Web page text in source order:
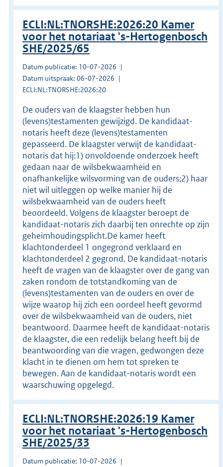
ECLI:NL:TNORSHE:2026:20 Kamer
voor het notariaat 's-Hertogenbosch
SHE/2025/65
Datum publicatie: 10-07-2026
Datum uitspraak: 06-07-2026
ECLI:NL:TNORSHE:2026:20
De ouders van de klaagster hebben hun
(levens)testamenten gewijzigd. De kandidaat-
notaris heeft deze (levens)testamenten
gepasseerd. De klaagster verwijt de kandidaat-
notaris dat hij:1) onvoldoende onderzoek heeft
gedaan naar de wilsbekwaamheid en
onafhankelijke wilsvorming van de ouders;2) haar
niet wil uitleggen op welke manier hij de
wilsbekwaamheid van de ouders heeft
beoordeeld. Volgens de klaagster beroept de
kandidaat-notaris zich daarbij ten onrechte op zijn
geheimhoudingsplicht.De kamer heeft
klachtonderdeel 1 ongegrond verklaard en
klachtonderdeel 2 gegrond. De kandidaat-notaris
heeft de vragen van de klaagster over de gang van
zaken rondom de totstandkoming van de
(levens)testamenten van de ouders en over de
wijze waarop hij zich een oordeel heeft gevormd
over de wilsbekwaamheid van de ouders, niet
beantwoord. Daarmee heeft de kandidaat-notaris
de klaagster, die een redelijk belang heeft bij de
beantwoording van die vragen, gedwongen deze
klacht in te dienen om hem tot spreken te
bewegen. Aan de kandidaat-notaris wordt een
waarschuwing opgelegd.
ECLI:NL:TNORSHE:2026:19 Kamer
voor het notariaat 's-Hertogenbosch
SHE/2025/33
Datum publicatie: 10-07-2026